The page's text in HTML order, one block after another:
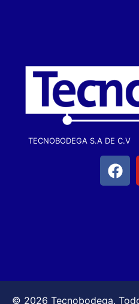
TECNOBODEGA S.A DE C.V
© 2026 Tecnobodega.